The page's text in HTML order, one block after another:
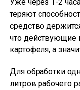
Уже через 1-2
теряют
средство
что действующие
картофеля, а
Для обработки
литров рабочего